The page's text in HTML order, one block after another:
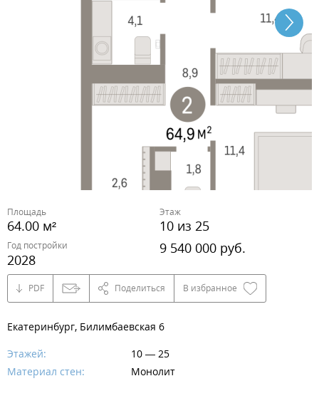
Площадь
64.00 м²
Этаж
10 из 25
Год постройки
2028
9 540 000 руб.
PDF Поделиться В избранное
Екатеринбург, Билимбаевская 6
Этажей:
10 — 25
Материал стен:
Монолит